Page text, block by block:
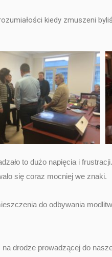
kiedy zmuszeni
to dużo napięcia i
się coraz mocniej we znaki.
do odbywania
drodze prowadzącej do